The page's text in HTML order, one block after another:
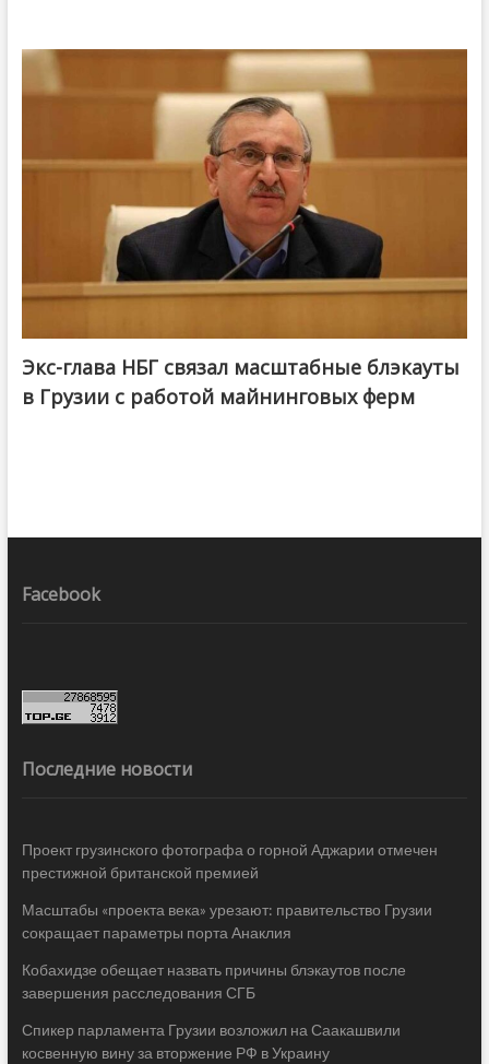
Экс-глава НБГ связал масштабные блэкауты
в Грузии с работой майнинговых ферм
Facebook
Последние новости
Проект грузинского фотографа о горной Аджарии отмечен
престижной британской премией
Масштабы «проекта века» урезают: правительство Грузии
сокращает параметры порта Анаклия
Кобахидзе обещает назвать причины блэкаутов после
завершения расследования СГБ
Спикер парламента Грузии возложил на Саакашвили
косвенную вину за вторжение РФ в Украину